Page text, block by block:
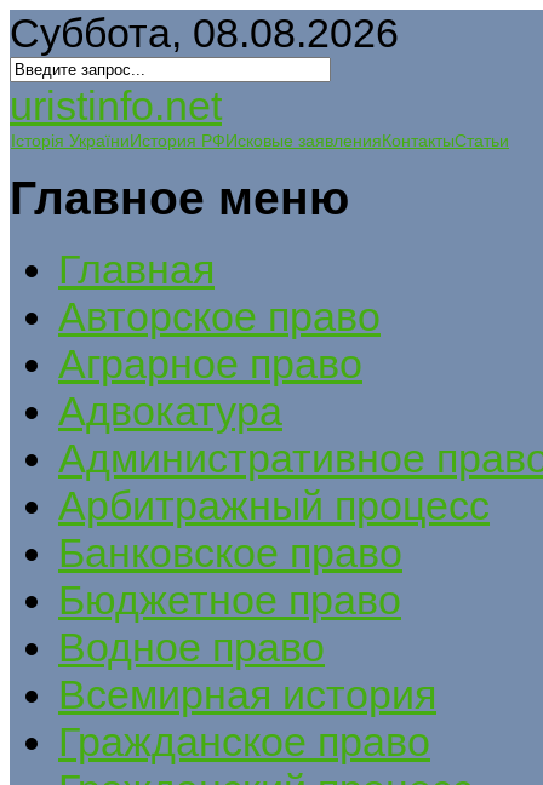
Суббота, 08.08.2026
uristinfo.net
Історія УкраїниИстория РФИсковые заявленияКонтактыСтатьи
Главное меню
Главная
Авторское право
Аграрное право
Адвокатура
Административное
Арбитражный процесс
Банковское право
Бюджетное право
Водное право
Всемирная история
Гражданское право